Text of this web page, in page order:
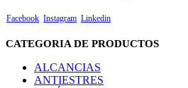
Facebook Instagram Linkedin
CATEGORIA DE PRODUCTOS
ALCANCIAS
ANTIESTRES